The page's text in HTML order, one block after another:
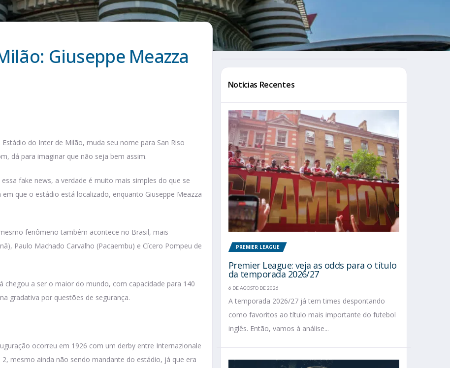
Giuseppe Meazza
do Inter de Milão, muda seu nome para San Riso
dá para imaginar que não seja bem assim.
fake news, a verdade é muito mais simples do que se
que o estádio está localizado, enquanto Giuseppe Meazza
fenômeno também acontece no Brasil, mais
Paulo Machado Carvalho (Pacaembu) e Cícero Pompeu de
a ser o maior do mundo, com capacidade para 140
gradativa por questões de segurança.
ocorreu em 1926 com um derby entre Internazionale
mesmo ainda não sendo mandante do estádio, já que era
Notícias Recentes
PREMIER LEAGUE
Premier League: veja as odds para o título
da temporada 2026/27
6 DE AGOSTO DE 2026
A temporada 2026/27 já tem times despontando
como favoritos ao título mais importante do futebol
inglês. Então, vamos à análise...